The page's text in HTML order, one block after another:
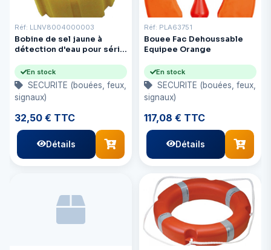
Réf: LLNV8004000003
Bobine de sel jaune à
détection d'eau pour série
En stock
SECURITE (bouées, feux,
signaux)
32,50 € TTC
Détails
Réf: PLA63751
Bouee Fac Dehoussable
Equipee Orange
En stock
SECURITE (bouées, feux,
signaux)
117,08 € TTC
Détails